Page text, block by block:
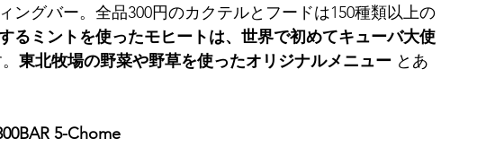
ングバー。全品300円のカクテルとフードは150種類以上の
るミントを使ったモヒートは、世界で初めてキューバ大使
東北牧場の野菜や野草を使ったオリジナルメニュー とあ
5-Chome